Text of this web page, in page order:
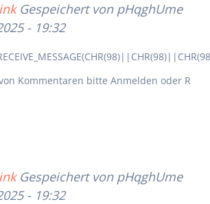
Gespeichert von pHqghUme
- 19:32
Kommentaren bitte Anmelden oder R
Gespeichert von pHqghUme
- 19:32